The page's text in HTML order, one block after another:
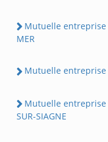
Mutuelle entreprise
MER
Mutuelle entreprise
Mutuelle entreprise
SUR-SIAGNE